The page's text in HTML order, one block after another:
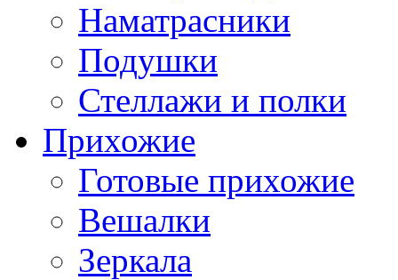
Наматрасники
Подушки
Стеллажи и полки
Прихожие
Готовые прихожие
Вешалки
Зеркала